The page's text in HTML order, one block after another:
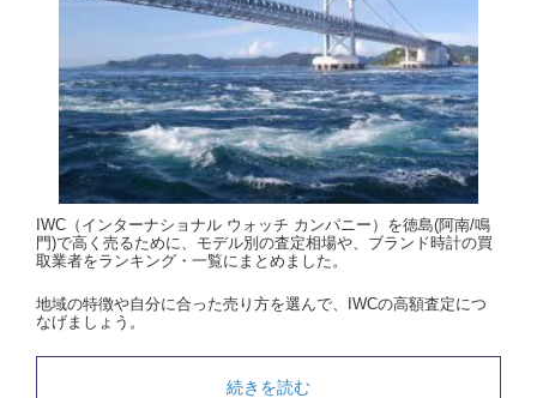
IWC（インターナショナル ウォッチ カンパニー）を徳島(阿南/鳴
門)で高く売るために、モデル別の査定相場や、ブランド時計の買
取業者をランキング・一覧にまとめました。
地域の特徴や自分に合った売り方を選んで、IWCの高額査定につ
なげましょう。
続きを読む